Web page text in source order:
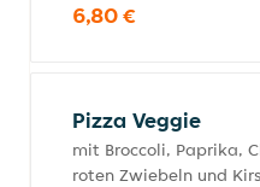
6,80 €
Pizza Veggie
mit Broccoli, Paprika,
roten Zwiebeln und